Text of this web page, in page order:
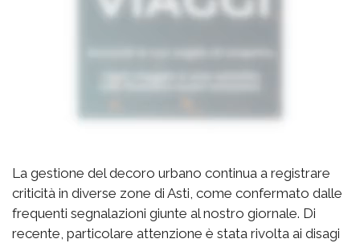
La gestione del decoro urbano continua a registrare
criticità in diverse zone di Asti, come confermato dalle
frequenti segnalazioni giunte al nostro giornale. Di
recente, particolare attenzione è stata rivolta ai disagi